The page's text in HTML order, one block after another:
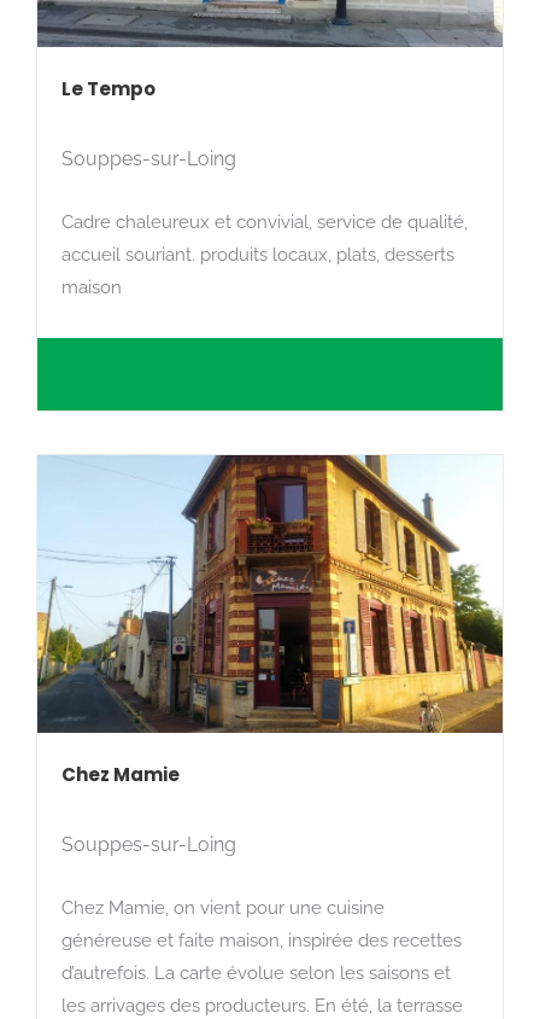
Le Tempo
Souppes-sur-Loing
Cadre chaleureux et convivial, service de qualité,
accueil souriant. produits locaux, plats, desserts
maison
Chez Mamie
Souppes-sur-Loing
Chez Mamie, on vient pour une cuisine
généreuse et faite maison, inspirée des recettes
d’autrefois. La carte évolue selon les saisons et
les arrivages des producteurs. En été, la terrasse